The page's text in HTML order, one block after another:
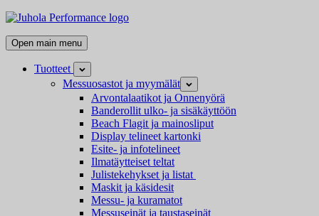
Skip
content
Juhola
Kaikki
messutuotteet
mainostarvikkeet
Open main menu
Tuotteet
Open
child
menu
Messuosastot ja myymälät Open
child
menu
Arvontalaatikot ja Onnenyörä
Banderollit ulko- ja sisäkäyttöön
Beach Flagit ja mainosliput
Display telineet kartonki
Esite- ja infotelineet
Ilmatäytteiset teltat
Julistekehykset ja listat
Maskit ja käsidesit
Messu- ja kuramatot
Messuseinät ja taustaseinät